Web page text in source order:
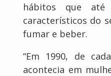
hábitos que até
característicos do
fumar e beber.
“Em 1990, de
acontecia em